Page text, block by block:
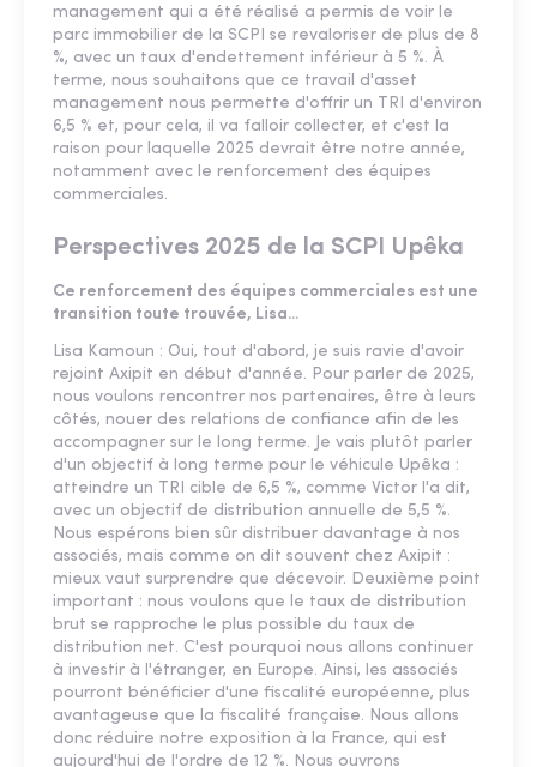
management qui a été réalisé a permis de voir le
parc immobilier de la SCPI se revaloriser de plus de 8
%, avec un taux d'endettement inférieur à 5 %. À
terme, nous souhaitons que ce travail d'asset
management nous permette d'offrir un TRI d'environ
6,5 % et, pour cela, il va falloir collecter, et c'est la
raison pour laquelle 2025 devrait être notre année,
notamment avec le renforcement des équipes
commerciales.
Perspectives 2025 de la SCPI Upêka
Ce renforcement des équipes commerciales est une
transition toute trouvée, Lisa...
Lisa Kamoun : Oui, tout d'abord, je suis ravie d'avoir
rejoint Axipit en début d'année. Pour parler de 2025,
nous voulons rencontrer nos partenaires, être à leurs
côtés, nouer des relations de confiance afin de les
accompagner sur le long terme. Je vais plutôt parler
d'un objectif à long terme pour le véhicule Upêka :
atteindre un TRI cible de 6,5 %, comme Victor l'a dit,
avec un objectif de distribution annuelle de 5,5 %.
Nous espérons bien sûr distribuer davantage à nos
associés, mais comme on dit souvent chez Axipit :
mieux vaut surprendre que décevoir. Deuxième point
important : nous voulons que le taux de distribution
brut se rapproche le plus possible du taux de
distribution net. C'est pourquoi nous allons continuer
à investir à l'étranger, en Europe. Ainsi, les associés
pourront bénéficier d'une fiscalité européenne, plus
avantageuse que la fiscalité française. Nous allons
donc réduire notre exposition à la France, qui est
aujourd'hui de l'ordre de 12 %. Nous ouvrons